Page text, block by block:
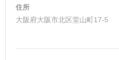
住所
大阪府大阪市北区堂山町17-5